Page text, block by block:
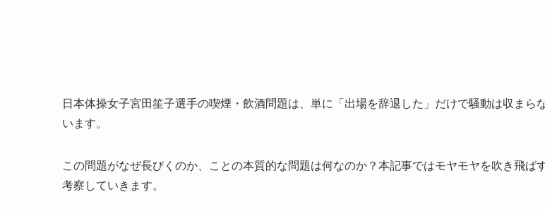
日本体操女子宮田笙子選手の喫煙・飲酒問題は、単に「出場を辞退した」だけで騒動は収まら
います。
この問題がなぜ長びくのか、ことの本質的な問題は何なのか？本記事ではモヤモヤを吹き飛ば
考察していきます。